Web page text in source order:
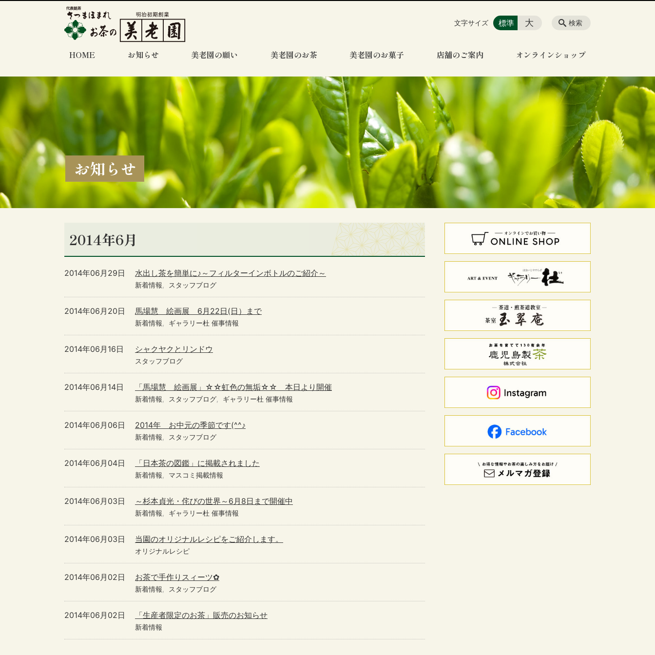
HOME お知らせ 美老園の願い 美老園のお茶 美老園のお菓子 店舗のご案内 オンラインショップ
検索
文字サイズ 標準 大
お知らせ
2014年6月
水出し茶を簡単に♪～フィルターインボトルのご紹介～
2014年06月29日
新着情報 スタッフブログ
馬場慧 絵画展 6月22日(日）まで
2014年06月20日
新着情報 ギャラリー杜 催事情報
シャクヤクとリンドウ
2014年06月16日
スタッフブログ
「馬場慧 絵画展」☆☆虹色の無垢☆☆ 本日より開催
2014年06月14日
新着情報 スタッフブログ ギャラリー杜 催事情報
2014年 お中元の季節です(^^♪
2014年06月06日
新着情報 スタッフブログ
「日本茶の図鑑」に掲載されました
2014年06月04日
新着情報 マスコミ掲載情報
～杉本貞光・侘びの世界～6月8日まで開催中
2014年06月03日
新着情報 ギャラリー杜 催事情報
当園のオリジナルレシピをご紹介します。
2014年06月03日
オリジナルレシピ
お茶で手作りスィーツ✿
2014年06月02日
新着情報 スタッフブログ
「生産者限定のお茶」販売のお知らせ
2014年06月02日
新着情報